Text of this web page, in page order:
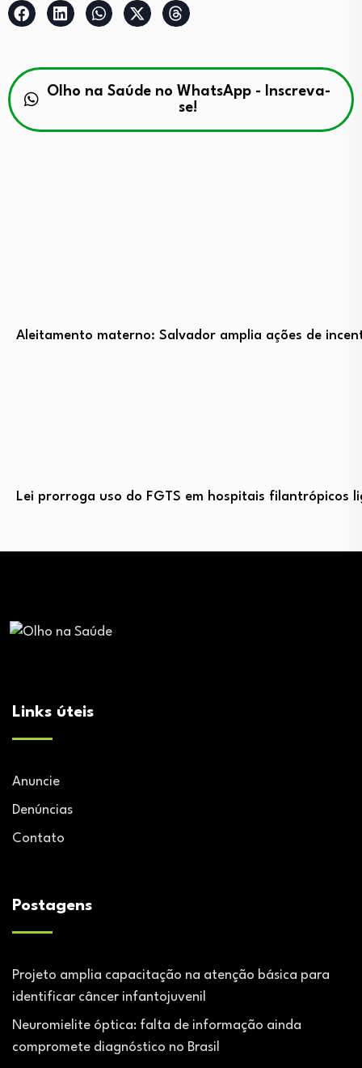
Olho na Saúde no WhatsApp - Inscreva-
se!
Aleitamento materno: Salvador amplia ações de
Lei prorroga uso do FGTS em hospitais filantrópicos
Links úteis
Anuncie
Denúncias
Contato
Postagens
Projeto amplia capacitação na atenção básica para
identificar câncer infantojuvenil
Neuromielite óptica: falta de informação ainda
compromete diagnóstico no Brasil